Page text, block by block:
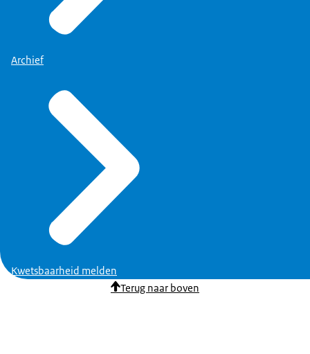
Archief
Kwetsbaarheid melden
Terug naar boven